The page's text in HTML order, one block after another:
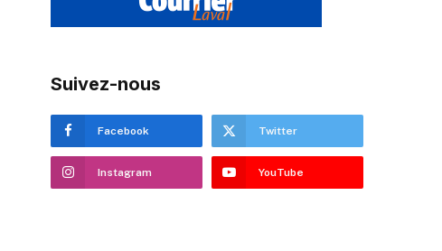
Suivez-nous
Facebook Twitter
Instagram YouTube